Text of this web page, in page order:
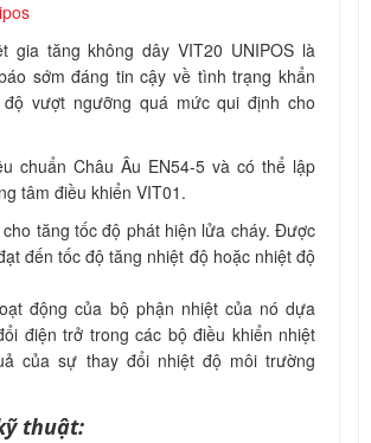
gia tăng không dây VIT20 UNIPOS là
sớm đáng tin cậy về tình trạng khẩn
vượt ngưỡng quá mức qui định cho
chuẩn Châu Âu EN54-5 và có thể lập
tâm điều khiển VIT01.
tăng tốc độ phát hiện lửa cháy. Được
đến tốc độ tăng nhiệt độ hoặc nhiệt độ
động của bộ phận nhiệt của nó dựa
điện trở trong các bộ điều khiển nhiệt
của sự thay đổi nhiệt độ môi trường
thuật: